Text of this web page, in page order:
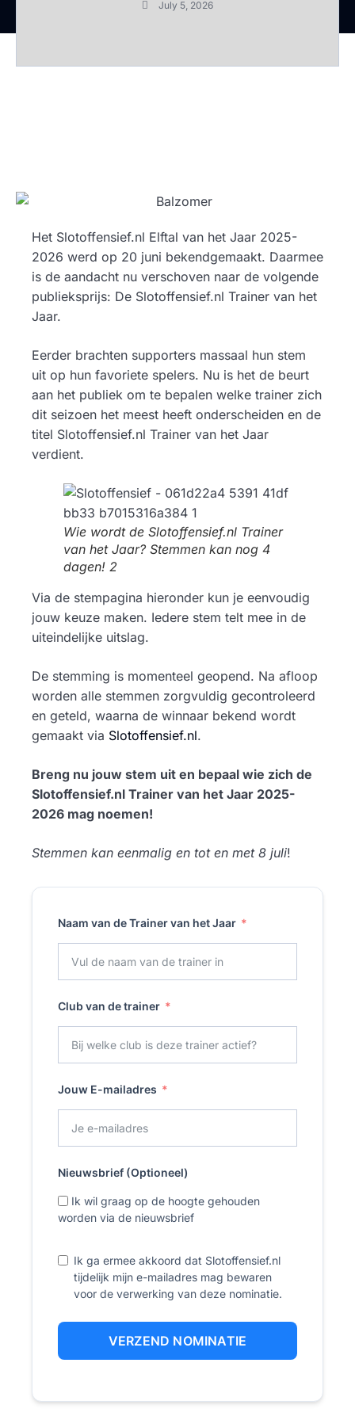
July 5, 2026
Het Slotoffensief.nl Elftal van het Jaar 2025-
2026 werd op 20 juni bekendgemaakt. Daarmee
is de aandacht nu verschoven naar de volgende
publieksprijs: De Slotoffensief.nl Trainer van het
Jaar.
Eerder brachten supporters massaal hun stem
uit op hun favoriete spelers. Nu is het de beurt
aan het publiek om te bepalen welke trainer zich
dit seizoen het meest heeft onderscheiden en de
titel Slotoffensief.nl Trainer van het Jaar
verdient.
Wie wordt de Slotoffensief.nl Trainer
van het Jaar? Stemmen kan nog 4
dagen! 2
Via de stempagina hieronder kun je eenvoudig
jouw keuze maken. Iedere stem telt mee in de
uiteindelijke uitslag.
De stemming is momenteel geopend. Na afloop
worden alle stemmen zorgvuldig gecontroleerd
en geteld, waarna de winnaar bekend wordt
gemaakt via Slotoffensief.nl.
Breng nu jouw stem uit en bepaal wie zich de
Slotoffensief.nl Trainer van het Jaar 2025-
2026 mag noemen!
Stemmen kan eenmalig en tot en met 8 juli!
Naam van de Trainer van het Jaar
Club van de trainer
Jouw E-mailadres
Nieuwsbrief (Optioneel)
Ik wil graag op de hoogte gehouden
worden via de nieuwsbrief
Ik ga ermee akkoord dat Slotoffensief.nl
tijdelijk mijn e-mailadres mag bewaren
voor de verwerking van deze nominatie.
VERZEND NOMINATIE